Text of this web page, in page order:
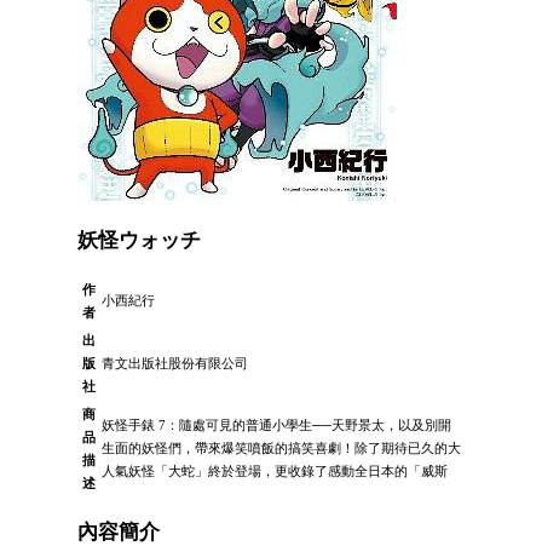
妖怪ウォッチ
作
者
小西紀行
出
版
社
青文出版社股份有限公司
商
品
描
述
妖怪手錶 7：隨處可見的普通小學生──天野景太，以及別開
生面的妖怪們，帶來爆笑噴飯的搞笑喜劇！除了期待已久的大
人氣妖怪「大蛇」終於登場，更收錄了感動全日本的「威斯
內容簡介